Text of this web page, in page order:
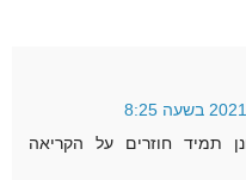
תמיד חוזרים על הקריאה